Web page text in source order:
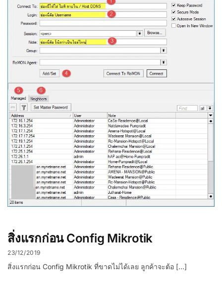
สิ่งแรกก่อน Config Mikrotik
23/12/2019
สิ่งแรกก่อน Config Mikrotik ที่ขาดไม่ได้เลย ลูกค้าจะต้อ […]